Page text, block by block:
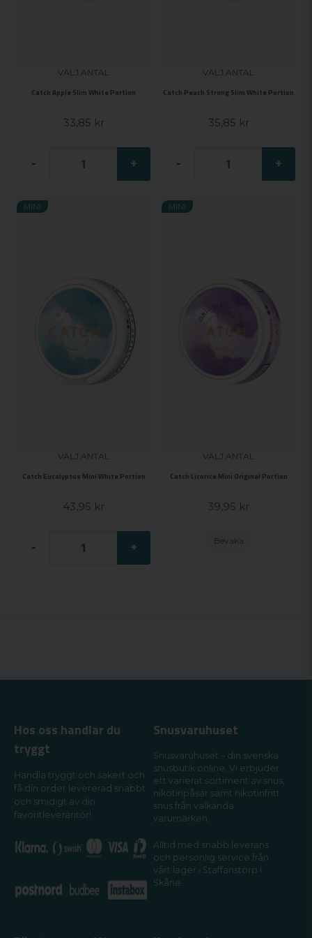
VÄLJ ANTAL
Catch Apple Slim White Portion
33,85 kr
- +
VÄLJ ANTAL
Catch Peach Strong Slim White Portion
35,85 kr
- +
VÄLJ ANTAL
Catch Eucalyptus Mini White Portion
43,95 kr
- +
MINI
VÄLJ ANTAL
Catch Licorice Mini Original Portion
39,95 kr
Bevaka
MINI
Hos oss handlar du
tryggt
Handla tryggt och säkert och
få din order levererad snabbt
och smidigt av din
favoritleverantör!
Snusvaruhuset
Snusvaruhuset – din svenska
snusbutik online. Vi erbjuder
ett varierat sortiment av snus,
nikotinpåsar samt nikotinfritt
snus från välkända
varumärken.
Alltid med snabb leverans
och personlig service från
vårt lager i Staffanstorp i
Skåne.